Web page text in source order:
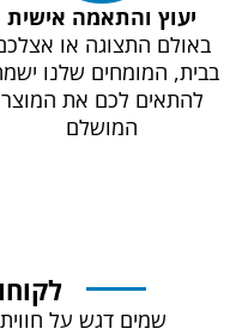
יעוץ והתאמה אישית
באולם התצוגה או
בבית, המומחים שלנו
להתאים לכם את המוצר
המושלם
שמים דגש על